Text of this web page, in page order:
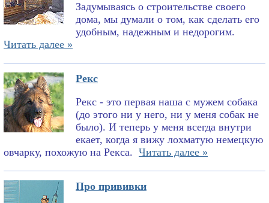
Задумываясь о строительстве своего
дома, мы думали о том, как сделать его
удобным, надежным и недорогим.
Читать далее »
Рекс
Рекс - это первая наша с мужем собака
(до этого ни у него, ни у меня собак не
было). И теперь у меня всегда внутри
екает, когда я вижу лохматую немецкую
овчарку, похожую на Рекса. Читать далее »
Про прививки